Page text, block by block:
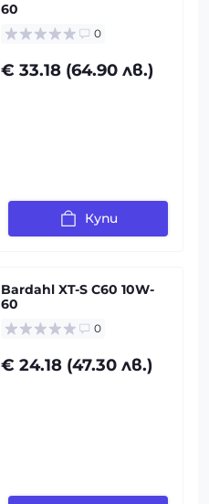
60
0
€ 33.18 (64.90 лв.)
Купи
Bardahl XT-S C60 10W-
60
0
€ 24.18 (47.30 лв.)